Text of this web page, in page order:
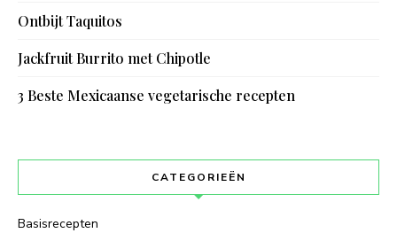
Ontbijt Taquitos
Jackfruit Burrito met Chipotle
3 Beste Mexicaanse vegetarische recepten
CATEGORIEËN
Basisrecepten